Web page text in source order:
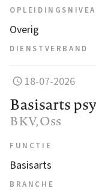
Overig
DIENSTVERBAND
18-07-2026
Basisarts
BKV, Oss
FUNCTIE
Basisarts
BRANCHE